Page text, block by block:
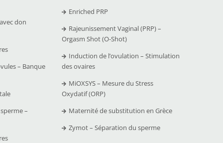
don
– Banque
–
Enriched PRP
Rajeunissement Vaginal (PRP) –
Orgasm Shot (O-Shot)
Induction de l’ovulation – Stimulation
des ovaires
MiOXSYS – Mesure du Stress
Oxydatif (ORP)
Maternité de substitution en Grèce
Zymot – Séparation du sperme